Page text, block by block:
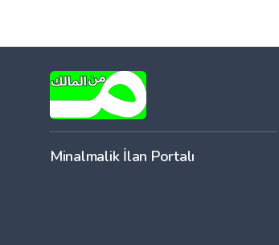
Minalmalik İlan Portalı